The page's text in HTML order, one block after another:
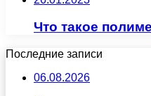
Что такое
Последние записи
06.08.2026